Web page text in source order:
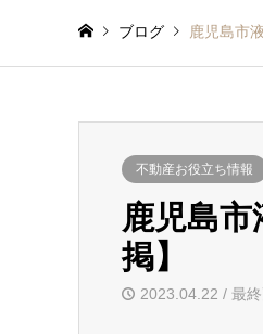
ブログ 鹿児島市
不動産お役立ち情報
鹿児島
掲】
2023.04.22 / 最